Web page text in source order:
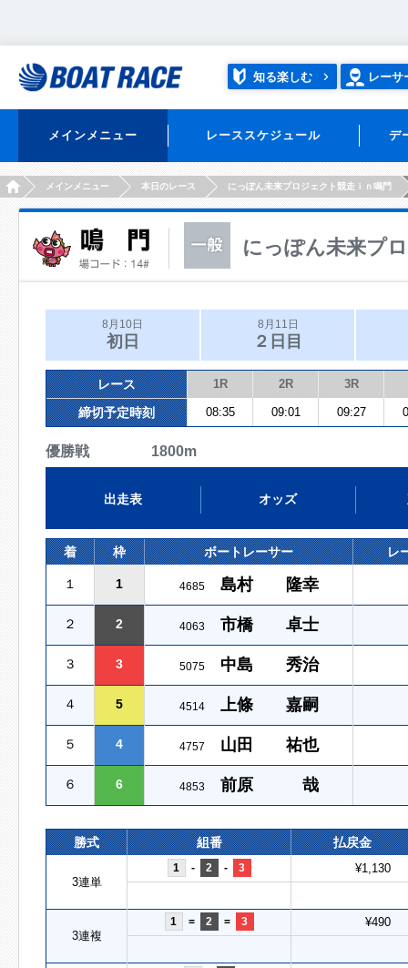
知る楽しむ レーサ
メインメニュー レーススケジュール デ
HOMEメインメニュー 本日のレース にっぽん未来プロジェクト競走ｉｎ鳴門
にっぽん未来プ
8月10日
初日
8月11日
２日目
レース 1R 2R 3R
締切予定時刻 08:35 09:01 09:27
優勝戦 1800m
出走表 オッズ
着 枠 ボートレーサー レ
１ 1 4685 島村 隆幸
２ 2 4063 市橋 卓士
３ 3 5075 中島 秀治
４ 5 4514 上條 嘉嗣
５ 4 4757 山田 祐也
６ 6 4853 前原 哉
勝式 組番 払戻金
3連単
1 - 2 - 3 ¥1,130
3連複
1 = 2 = 3 ¥490